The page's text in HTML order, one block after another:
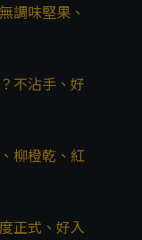
調味堅果、
不沾手、好
柳橙乾、紅
正式、好入